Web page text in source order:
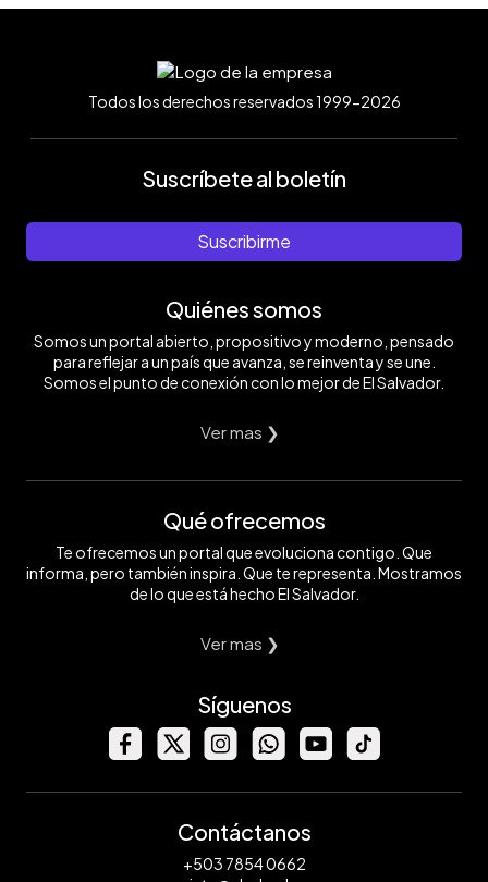
Todos los derechos reservados 1999-2026
Suscríbete al boletín
Suscribirme
Quiénes somos
Somos un portal abierto, propositivo y moderno, pensado
para reflejar a un país que avanza, se reinventa y se une.
Somos el punto de conexión con lo mejor de El Salvador.
Ver mas ❯
Qué ofrecemos
Te ofrecemos un portal que evoluciona contigo. Que
informa, pero también inspira. Que te representa. Mostramos
de lo que está hecho El Salvador.
Ver mas ❯
Síguenos
Contáctanos
+503 7854 0662